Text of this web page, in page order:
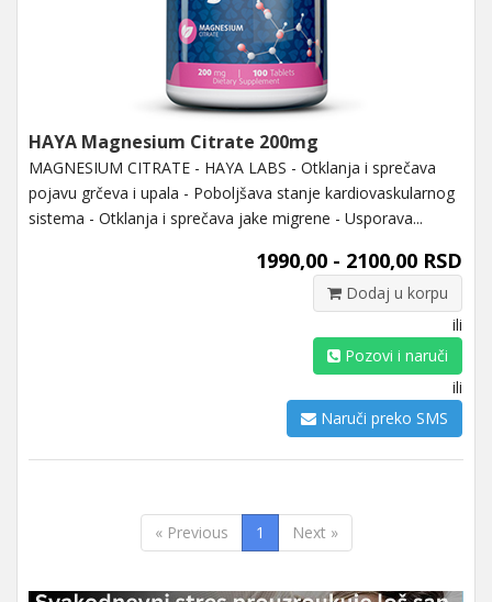
HAYA Magnesium Citrate 200mg
MAGNESIUM CITRATE - HAYA LABS - Otklanja i sprečava
pojavu grčeva i upala - Poboljšava stanje kardiovaskularnog
sistema - Otklanja i sprečava jake migrene - Usporava...
1990,00 - 2100,00 RSD
Dodaj u korpu
ili
Pozovi i naruči
ili
Naruči preko SMS
« Previous 1 Next »